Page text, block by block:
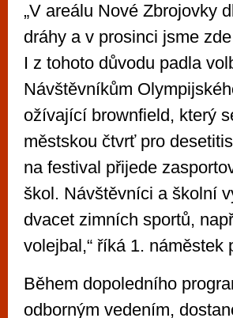
„V areálu Nové Zbrojovky
dráhy a v prosinci jsme
I z tohoto důvodu padla
Návštěvníkům
ožívající brownfield, který
městskou čtvrť pro
na festival přijede
škol. Návštěvníci a školní
dvacet zimních sportů,
volejbal,“ říká 1.
Během dopoledního
odborným vedením,